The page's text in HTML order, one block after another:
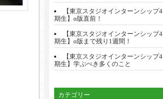
【東京スタジオインターンシップ4
期生】α版直前！
【東京スタジオインターンシップ4
期生】α版まで残り1週間！
【東京スタジオインターンシップ4
期生】学ぶべき多くのこと
カテゴリー